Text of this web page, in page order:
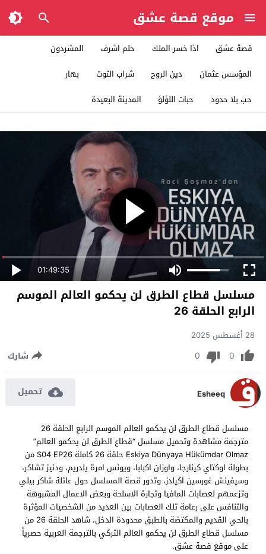
موقع قصة عشق
قصة عشق اذا خسر الملك حلم اشرف
المشردون
المؤسس عثمان
دين الروح شراب التوت
بهار
حب بلا حدود
حبات اللؤلؤ المدينة البعيدة
01:49:35
مسلسل قطاع الطرق لن يحكمو العالم الموسم
الرابع الحلقة 26
28 أغسطس 2025
0
0 شارك
Esheeq تحميل
مسلسل قطاع الطرق لن يحكمو العالم الموسم الرابع الحلقة 26
مترجمة مشاهدة وتحميل مسلسل “قطاع الطرق لن يحكمو العالم”
Eskiya Dünyaya Hükümdar Olmaz حلقة 26 كاملة S04 EP26 من
بطولة اوكتاي كينارجا، واوزان اكبابا، ويونس امرة يلدريم، ودنيز تشاكر،
وسيفينش غورسين اكيلدز، وتدور قصة المسلسل حول عائلة شاكر بيلي
وتزعمهم لعصابات المافيا وتجارة الاسلحة وبعض الاعمال المشبوهة
والتنافس على رعامة تلك العصابات بين العديد من الشخصيات المؤثرة
بالحي القديم والمكتضة بالطبق محدودة الدخل، شاهد الحلقة 26 من
مسلسل قطاع الطرق لن يحكمو العالم التركي بالترجمة العربية حصرياً
على موقع قصة عشق.